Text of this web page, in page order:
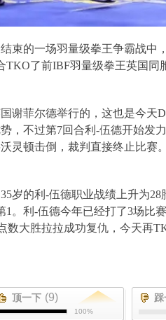
束的一场羽量级拳王争霸战中
TKO了前IBF羽量级拳王英国同
谢菲尔德举行的，这也是今天
，不过第7回合利 -伍德开始发
灵顿击倒，裁判直接终止比赛
35岁的利 -伍德职业战绩上升为28
1 。利 -伍德今年已经打了3场比
数大胜拉拉成功复仇，今天再
顶一下 (9)
100%